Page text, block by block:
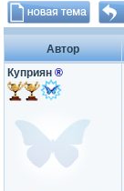
Автор
Куприян ®